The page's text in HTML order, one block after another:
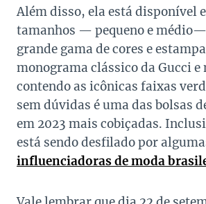
Além disso, ela está disponível
tamanhos — pequeno e médio—
grande gama de cores e
monograma clássico da Gucci e
contendo as icônicas faixas
sem dúvidas é uma das bolsas
em 2023 mais cobiçadas.
está sendo desfilado por
influenciadoras de moda